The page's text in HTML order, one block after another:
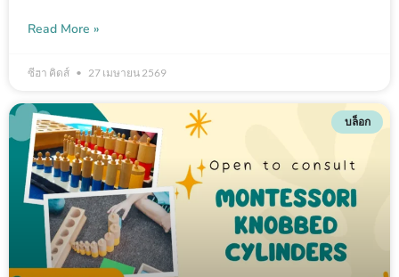
Read More »
ซีฮา คิดส์ 27 เมษายน 2569
บล็อก